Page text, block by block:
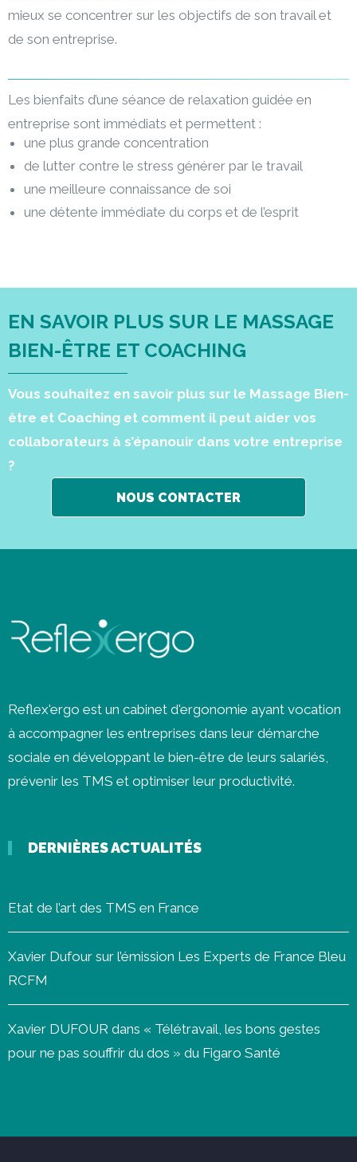
mieux se concentrer sur les objectifs de son travail et
de son entreprise.
Les bienfaits d’une séance de relaxation guidée en
entreprise sont immédiats et permettent :
une plus grande concentration
de lutter contre le stress générer par le travail
une meilleure connaissance de soi
une détente immédiate du corps et de l’esprit
EN SAVOIR PLUS SUR LE MASSAGE
BIEN-ÊTRE ET COACHING
Vous souhaitez en savoir plus sur le Massage Bien-
être et Coaching et comment il peut aider vos
collaborateurs à s’épanouir dans votre entreprise
?
NOUS CONTACTER
Reflex'ergo est un cabinet d'ergonomie ayant vocation
à accompagner les entreprises dans leur démarche
sociale en développant le bien-être de leurs salariés,
prévenir les TMS et optimiser leur productivité.
DERNIÈRES ACTUALITÉS
Etat de l’art des TMS en France
Xavier Dufour sur l’émission Les Experts de France Bleu
RCFM
Xavier DUFOUR dans « Télétravail, les bons gestes
pour ne pas souffrir du dos » du Figaro Santé